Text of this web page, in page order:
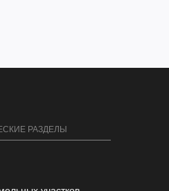
РАЗДЕЛЫ